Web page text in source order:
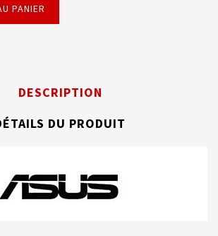
PANIER
DESCRIPTION
DU PRODUIT